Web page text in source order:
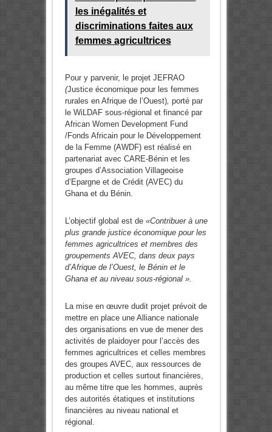
les inégalités et
discriminations faites aux
femmes agricultrices
Pour y parvenir, le projet JEFRAO
(Justice économique pour les femmes
rurales en Afrique de l’Ouest), porté par
le WiLDAF sous-régional et financé par
African Women Development Fund
/Fonds Africain pour le Développement
de la Femme (AWDF) est réalisé en
partenariat avec CARE-Bénin et les
groupes d’Association Villageoise
d’Epargne et de Crédit (AVEC) du
Ghana et du Bénin.
L’objectif global est de «Contribuer à une
plus grande justice économique pour les
femmes agricultrices et membres des
groupements AVEC, dans deux pays
d’Afrique de l’Ouest, le Bénin et le
Ghana et au niveau sous-régional ».
La mise en œuvre dudit projet prévoit de
mettre en place une Alliance nationale
des organisations en vue de mener des
activités de plaidoyer pour l’accès des
femmes agricultrices et celles membres
des groupes AVEC, aux ressources de
production et celles surtout financières,
au même titre que les hommes, auprès
des autorités étatiques et institutions
financières au niveau national et
régional.